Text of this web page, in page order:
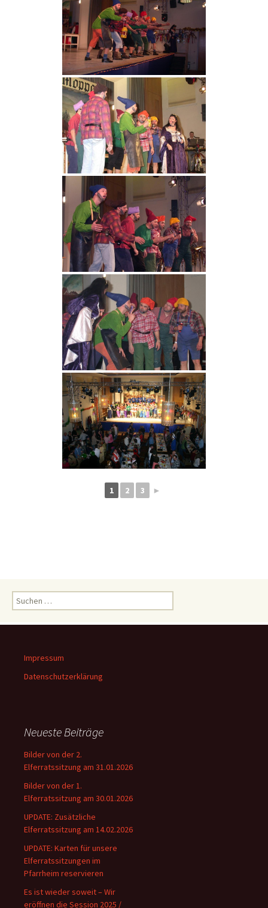
1 2 3 ►
Suchen
nach:
Impressum
Datenschutzerklärung
Neueste Beiträge
Bilder von der 2.
Elferratssitzung am 31.01.2026
Bilder von der 1.
Elferratssitzung am 30.01.2026
UPDATE: Zusätzliche
Elferratssitzung am 14.02.2026
UPDATE: Karten für unsere
Elferratssitzungen im
Pfarrheim reservieren
Es ist wieder soweit – Wir
eröffnen die Session 2025 /